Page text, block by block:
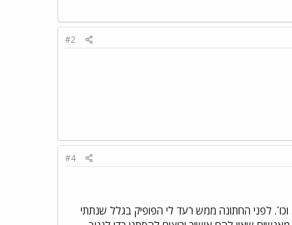
#2
#4
לפני החתונה ממש רעד לי הפופיק בגלל שנתתי